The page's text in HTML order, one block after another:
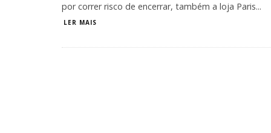
por correr risco de encerrar, também a loja Paris...
LER MAIS